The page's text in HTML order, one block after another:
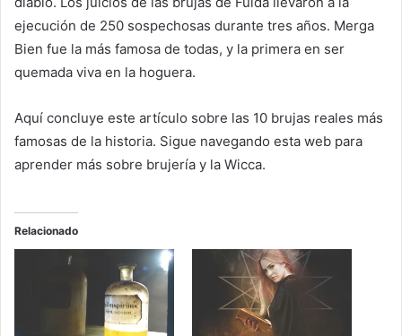
ejecución de 250 sospechosas durante tres años. Merga
Bien fue la más famosa de todas, y la primera en ser
quemada viva en la hoguera.
Aquí concluye este artículo sobre las 10 brujas reales más
famosas de la historia. Sigue navegando esta web para
aprender más sobre brujería y la Wicca.
Relacionado